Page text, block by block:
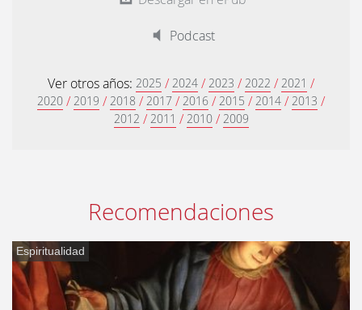
Podcast
Ver otros años: 2025 / 2024 / 2023 / 2022 / 2021 /
2020 / 2019 / 2018 / 2017 / 2016 / 2015 / 2014 / 2013 /
2012 / 2011 / 2010 / 2009
Recomendaciones
Espiritualidad